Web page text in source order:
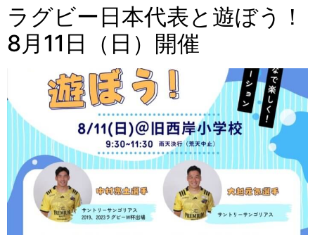
ラグビー日本代表と遊ぼう！
8月11日（日）開催